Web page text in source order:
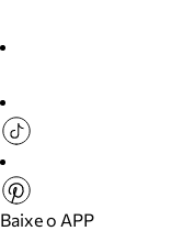
Baixe o APP